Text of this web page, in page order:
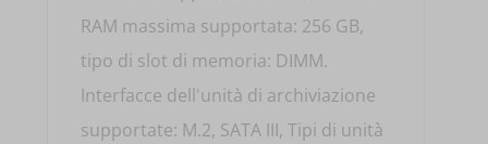
RAM massima supportata: 256 GB,
tipo di slot di memoria: DIMM.
Interfacce dell'unità di archiviazione
supportate: M.2, SATA III, Tipi di unità